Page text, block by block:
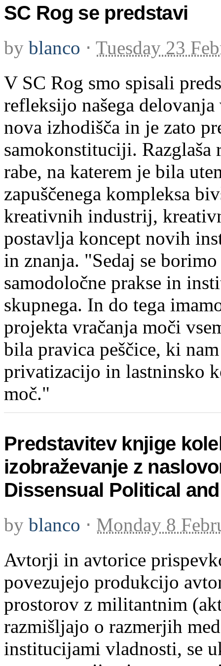
SC Rog se predstavi
by blanco ⋅ Tuesday 23
V SC Rog smo spisali
refleksijo našega
nova izhodišča in je zato
samokonstituciji. Razglaša
rabe, na katerem je bila
zapuščenega kompleksa
kreativnih industrij,
postavlja koncept novih
in znanja. "Sedaj se
samodoločne prakse in
skupnega. In do tega
projekta vračanja moči
bila pravica peščice, ki
privatizacijo in lastninsko
moč."
Predstavitev knjige
izobraževanje z
Dissensual Political
by blanco ⋅ Monday 8
Avtorji in avtorice
povezujejo produkcijo
prostorov z militantnim
razmišljajo o razmerjih
institucijami vladnosti, se